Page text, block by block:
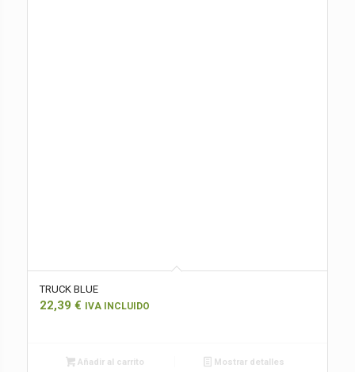
TRUCK BLUE
22,39 € IVA INCLUIDO
Añadir al carrito Mostrar detalles